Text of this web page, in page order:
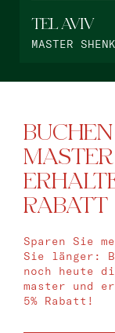
TEL AVIV
MASTER
BUCHEN
RABATT
Sparen Sie
Sie länger:
noch heute
master und
5% Rabatt!